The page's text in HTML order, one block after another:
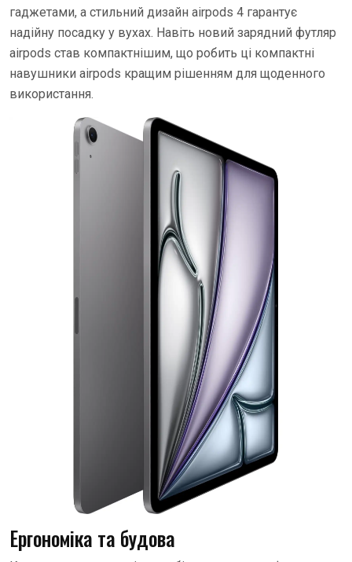
гаджетами, а стильний дизайн airpods 4 гарантує
надійну посадку у вухах. Навіть новий зарядний футляр
airpods став компактнішим, що робить ці компактні
навушники airpods кращим рішенням для щоденного
використання.
Ергономіка та будова